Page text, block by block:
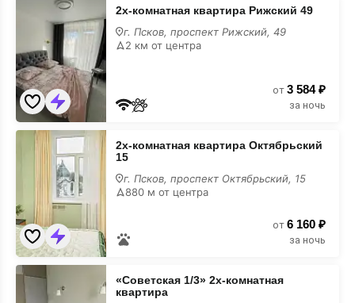
комнатная
квартира
Рижский
49
2х-комнатная квартира Рижский 49
г. Псков, проспект Рижский, 49
2 км от центра
от 3 584 ₽
за ночь
2х-
комнатная
квартира
Октябрьский
2х-комнатная квартира Октябрьский
15
г. Псков, проспект Октябрьский, 15
880 м от центра
от 6 160 ₽
за ночь
«Советская
1/3»
2х-
«Советская 1/3» 2х-комнатная
квартира